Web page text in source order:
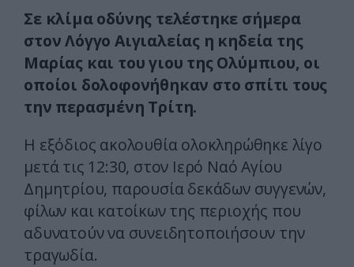
Σε κλίμα οδύνης τελέστηκε σήμερα
στον Λόγγο Αιγιαλείας η κηδεία της
Μαρίας και του γιου της Ολύμπιου, οι
οποίοι δολοφονήθηκαν στο σπίτι τους
την περασμένη Τρίτη.
Η εξόδιος ακολουθία ολοκληρώθηκε λίγο
μετά τις 12:30, στον Ιερό Ναό Αγίου
Δημητρίου, παρουσία δεκάδων συγγενών,
φίλων και κατοίκων της περιοχής που
αδυνατούν να συνειδητοποιήσουν την
τραγωδία.